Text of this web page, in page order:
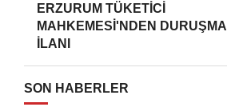
ERZURUM TÜKETİCİ
MAHKEMESİ'NDEN DURUŞMA
İLANI
SON HABERLER